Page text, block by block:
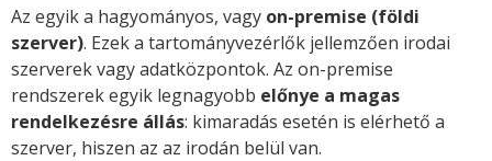
Az egyik a hagyományos, vagy on-premise (földi
szerver). Ezek a tartományvezérlők jellemzően irodai
szerverek vagy adatközpontok. Az on-premise
rendszerek egyik legnagyobb előnye a magas
rendelkezésre állás: kimaradás esetén is elérhető a
szerver, hiszen az az irodán belül van.